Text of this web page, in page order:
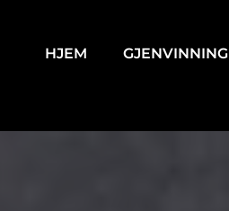
HJEM GJENVINNING